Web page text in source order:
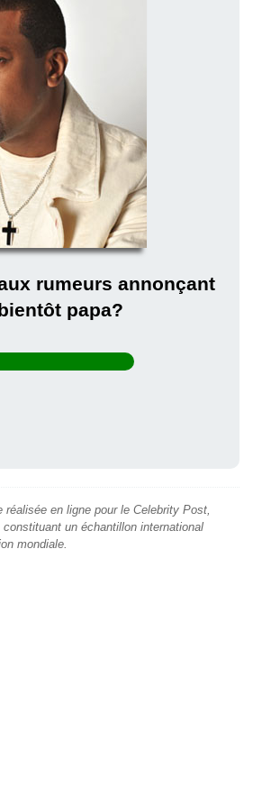
rumeurs annonçant
papa?
réalisée en ligne pour le Celebrity Post,
un échantillon international
mondiale.